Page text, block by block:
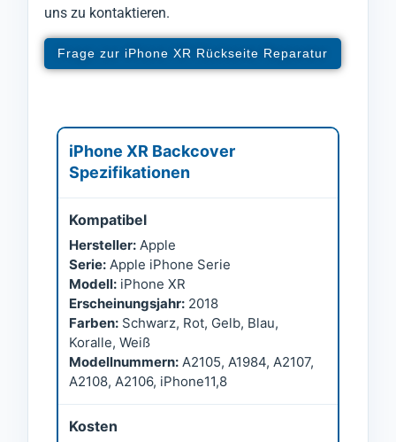
uns zu kontaktieren.
Frage zur iPhone XR Rückseite Reparatur
iPhone XR Backcover
Spezifikationen
Kompatibel
Hersteller: Apple
Serie: Apple iPhone Serie
Modell: iPhone XR
Erscheinungsjahr: 2018
Farben: Schwarz, Rot, Gelb, Blau,
Koralle, Weiß
Modellnummern: A2105, A1984, A2107,
A2108, A2106, iPhone11,8
Kosten